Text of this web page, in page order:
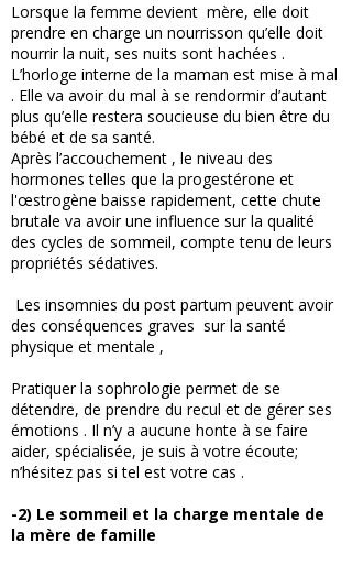
Lorsque la femme devient mère, elle doit
prendre en charge un nourrisson qu’elle doit
nourrir la nuit, ses nuits sont hachées .
L’horloge interne de la maman est mise à mal
. Elle va avoir du mal à se rendormir d’autant
plus qu’elle restera soucieuse du bien être du
bébé et de sa santé.
Après l’accouchement , le niveau des
hormones telles que la progestérone et
l'œstrogène baisse rapidement, cette chute
brutale va avoir une influence sur la qualité
des cycles de sommeil, compte tenu de leurs
propriétés sédatives.
Les insomnies du post partum peuvent avoir
des conséquences graves sur la santé
physique et mentale ,
Pratiquer la sophrologie permet de se
détendre, de prendre du recul et de gérer ses
émotions . Il n’y a aucune honte à se faire
aider, spécialisée, je suis à votre écoute;
n’hésitez pas si tel est votre cas .
-2) Le sommeil et la charge mentale de
la mère de famille